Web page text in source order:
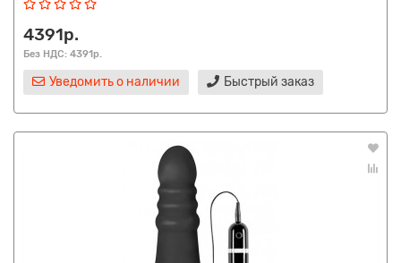
4391р.
Без НДС: 4391р.
Уведомить о наличии Быстрый заказ